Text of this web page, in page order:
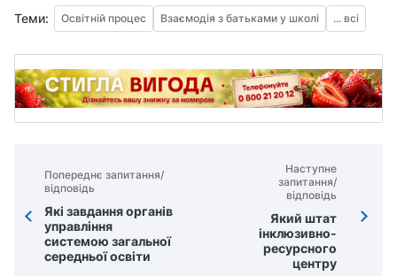
Теми: Освітній процес Взаємодія з батьками у школі ... всі
Попереднє запитання/
відповідь
Які завдання органів
управління
системою загальної
середньої освіти
Наступне
запитання/
відповідь
Який штат
інклюзивно-
ресурсного
центру